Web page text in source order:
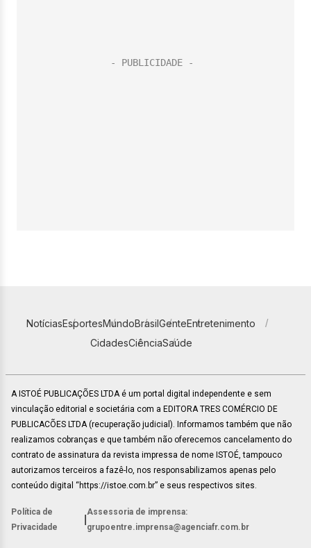
NotíciasEsportesMundoBrasilGenteEntretenimento
CidadesCiênciaSaúde
A ISTOÉ PUBLICAÇÕES LTDA é um portal digital independente e sem
vinculação editorial e societária com a EDITORA TRES COMÉRCIO DE
PUBLICACÕES LTDA (recuperação judicial). Informamos também que não
realizamos cobranças e que também não oferecemos cancelamento do
contrato de assinatura da revista impressa de nome ISTOÉ, tampouco
autorizamos terceiros a fazê-lo, nos responsabilizamos apenas pelo
conteúdo digital “https://istoe.com.br” e seus respectivos sites.
Política de
Privacidade
Assessoria de imprensa:
grupoentre.imprensa@agenciafr.com.br